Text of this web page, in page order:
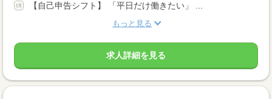
【自己申告シフト】 「平日だけ働きたい」 ...
もっと見る
求人詳細を見る